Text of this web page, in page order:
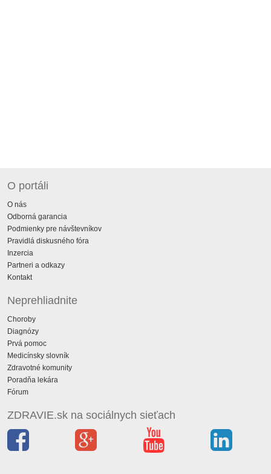
O portáli
O nás
Odborná garancia
Podmienky pre návštevníkov
Pravidlá diskusného fóra
Inzercia
Partneri a odkazy
Kontakt
Neprehliadnite
Choroby
Diagnózy
Prvá pomoc
Medicínsky slovník
Zdravotné komunity
Poradňa lekára
Fórum
ZDRAVIE.sk na sociálnych sieťach